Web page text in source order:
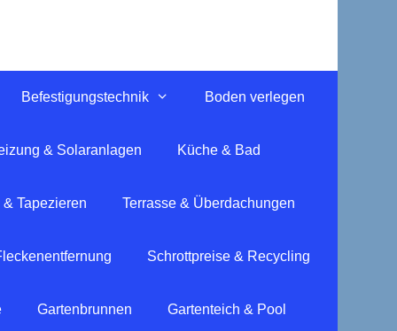
Befestigungstechnik Boden verlegen
& Solaranlagen Küche & Bad
Tapezieren Terrasse & Überdachungen
Schrottpreise & Recycling
Gartenbrunnen Gartenteich & Pool